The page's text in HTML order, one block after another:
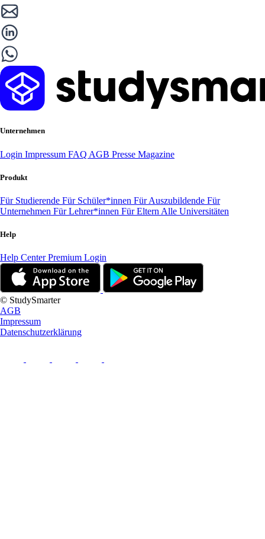
Unternehmen
Login Impressum FAQ AGB Presse Magazine
Produkt
Für Studierende Für Schüler*innen Für Auszubildende Für
Unternehmen Für Lehrer*innen Für Eltern Alle Universitäten
Help
Help CenterPremium Login
© StudySmarter
AGB
Impressum
Datenschutzerklärung